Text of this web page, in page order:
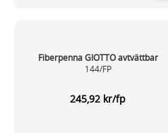
Fiberpenna GIOTTO avtvättbar
144/FP
245,92 kr/fp